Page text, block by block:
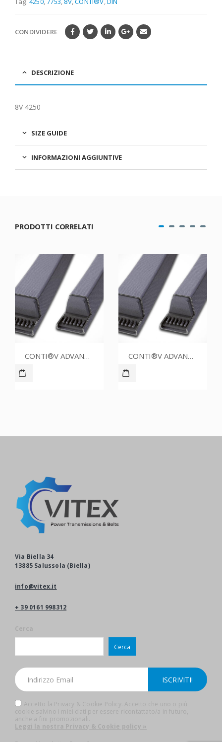
CONDIVIDERE
DESCRIZIONE
8V 4250
SIZE GUIDE
INFORMAZIONI AGGIUNTIVE
PRODOTTI CORRELATI
CONTI®V ADVANCE SPZ1500CR CONTI®V ADVANCE SPZ1637CR
Via Biella 34
13885 Salussola (Biella)
info@vitex.it
+ 39 0161 998312
Cerca
Cerca
Accetto la Privacy & Cookie Policy. Accetto che uno o più
cookie salvino i miei dati per essere ricontattato/a in futuro,
anche a fini promozionali.
Leggi la nostra Privacy & Cookie policy »